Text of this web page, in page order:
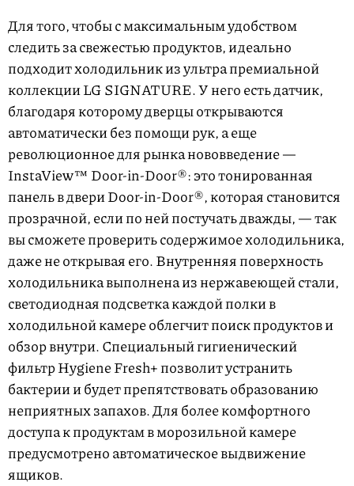
Для того, чтобы с максимальным удобством
следить за свежестью продуктов, идеально
подходит холодильник из ультра премиальной
коллекции LG SIGNATURE. У него есть датчик,
благодаря которому дверцы открываются
автоматически без помощи рук, а еще
революционное для рынка нововведение —
InstaView™ Door-in-Door®: это тонированная
панель в двери Door-in-Door®, которая становится
прозрачной, если по ней постучать дважды, — так
вы сможете проверить содержимое холодильника,
даже не открывая его. Внутренняя поверхность
холодильника выполнена из нержавеющей стали,
светодиодная подсветка каждой полки в
холодильной камере облегчит поиск продуктов и
обзор внутри. Специальный гигиенический
фильтр Hygiene Fresh+ позволит устранить
бактерии и будет препятствовать образованию
неприятных запахов. Для более комфортного
доступа к продуктам в морозильной камере
предусмотрено автоматическое выдвижение
ящиков.